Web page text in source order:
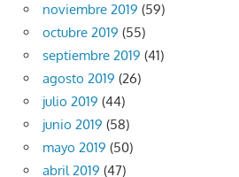
noviembre 2019 (59)
octubre 2019 (55)
septiembre 2019 (41)
agosto 2019 (26)
julio 2019 (44)
junio 2019 (58)
mayo 2019 (50)
abril 2019 (47)